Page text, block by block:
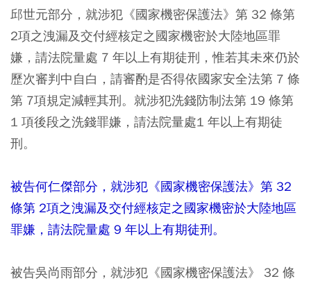
邱世元部分，就涉犯《國家機密保護法》第 32 條第
2項之洩漏及交付經核定之國家機密於大陸地區罪
嫌，請法院量處 7 年以上有期徒刑，惟若其未來仍於
歷次審判中自白，請審酌是否得依國家安全法第 7 條
第 7項規定減輕其刑。就涉犯洗錢防制法第 19 條第
1 項後段之洗錢罪嫌，請法院量處1 年以上有期徒
刑。
被告何仁傑部分，就涉犯《國家機密保護法》第 32
條第 2項之洩漏及交付經核定之國家機密於大陸地區
罪嫌，請法院量處 9 年以上有期徒刑。
被告吳尚雨部分，就涉犯《國家機密保護法》 32 條